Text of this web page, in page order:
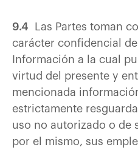
9.4
Las Partes toman
carácter confidencial
Información a la cual
virtud del presente y
mencionada
estrictamente
uso no autorizado o de
por el mismo, sus